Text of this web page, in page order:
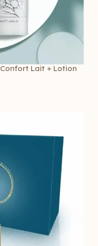
Lait + Lotion